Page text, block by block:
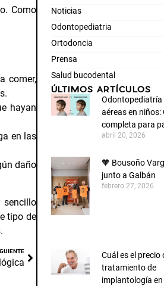
Como
comer,
hayan
en las
daño
sencillo
tipo de
Noticias
Odontopediatria
Ortodoncia
Prensa
Salud bucodental
ÚLTIMOS ARTÍCULOS
Odontopediatría
aéreas en niños:
completa para
abril 20, 2026
🧡 Bousoño
junto a Galbán
febrero 27, 2026
Cuál es el precio
tratamiento de
implantología